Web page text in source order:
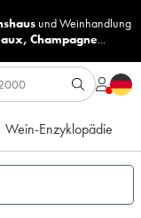
undWeinhandlung
, Champagne...
Wein-Enzyklopädie